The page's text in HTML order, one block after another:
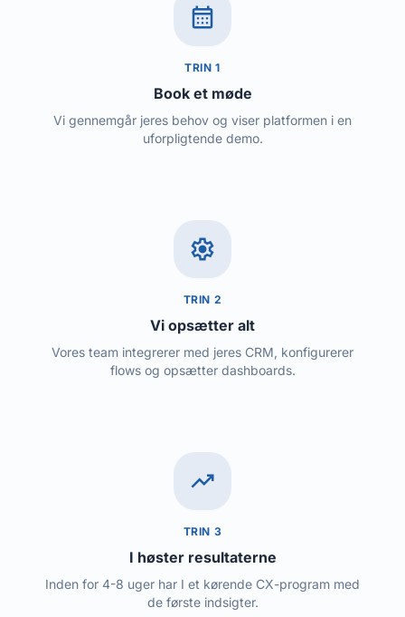
calendar_month
TRIN 1
Book et møde
Vi gennemgår jeres behov og viser platformen i en
uforpligtende demo.
settings
TRIN 2
Vi opsætter alt
Vores team integrerer med jeres CRM, konfigurerer
flows og opsætter dashboards.
trending_up
TRIN 3
I høster resultaterne
Inden for 4-8 uger har I et kørende CX-program med
de første indsigter.